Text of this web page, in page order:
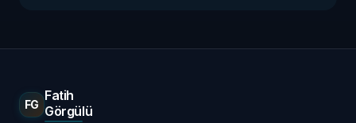
FG
Fatih
Görgülü